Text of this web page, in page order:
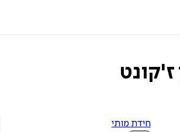
חידת מותי